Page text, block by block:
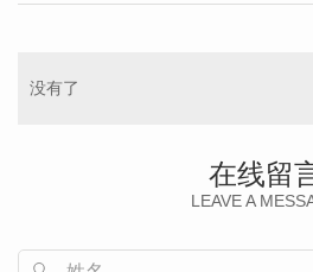
没有了
在线留
LEAVE A